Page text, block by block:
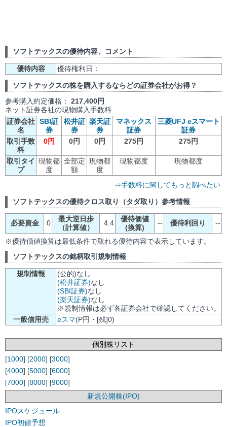
ソフトテックスの優待内容、コメント
優待内容 優待権利日：
ソフトテックスの株を購入するならどの証券会社がお得？
参考購入約定価格： 217,400円
ネット証券各社の現物購入手数料
証券会社
名
SBI証
券
松井証
券
楽天証
券
マネックス
証券
三菱UFJ eスマート
証券
取引手数
料
0円 0円 0円 275円 275円
取引タイ
プ
現物都
度
全部定
額
現物都
度
現物都度 現物都度
⇒手数料に関してもっと調べたい
ソフトテックスの優待クロス取り（タダ取り）参考情報
必要資金 0
最大逆日歩
（計算値）
4.4
優待価値
(換算)
-- 優待利回り --
※優待価値換算は最低条件で取れる優待内容で表示しています。
ソフトテックスの銘柄取引規制情報
規制情報
(公的)なし
(松井証券)なし
(SBI証券)なし
(楽天証券)なし
※規制情報は必ず各証券会社で確認してください。
一般信用売
eスマ(P円・[残]0)
個別株リスト
[1000] [2000] [3000]
[4000] [5000] [6000]
[7000] [8000] [9000]
新規公開株(IPO)
IPOスケジュール
IPO初値予想